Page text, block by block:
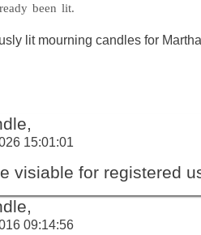
been lit.
lit mourning candles for
15:01:01
visiable for registered
09:14:56